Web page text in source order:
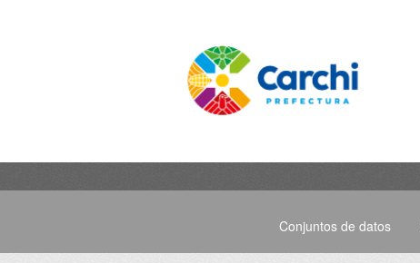
Conjuntos de datos